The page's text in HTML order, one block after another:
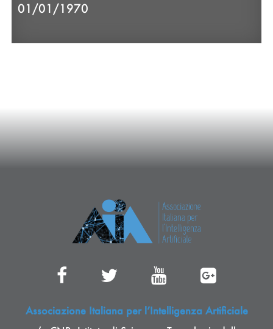
01/01/1970
Associazione Italiana per l’Intelligenza Artificiale